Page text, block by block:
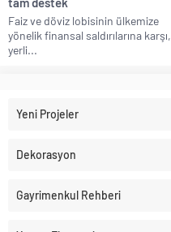
Faiz ve döviz lobisinin ülkemize
yönelik finansal saldırılarına karşı,
yerli...
Yeni Projeler
Dekorasyon
Gayrimenkul Rehberi